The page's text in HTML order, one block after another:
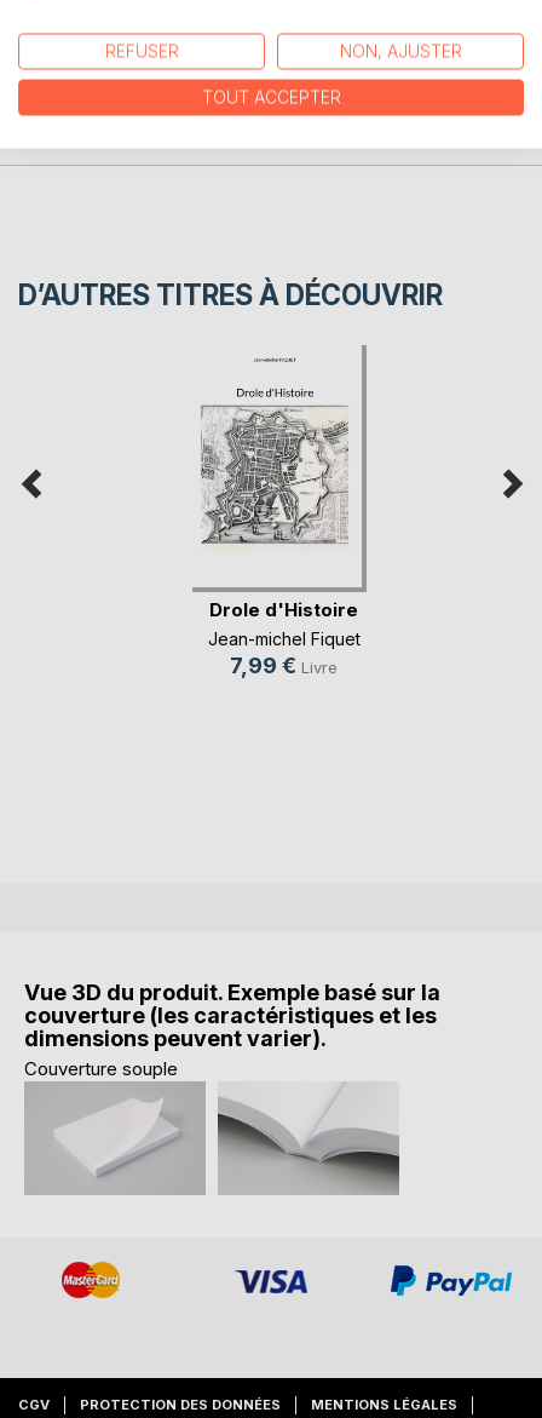
CRITIQUES PRESSE
D’AUTRES TITRES À DÉCOUVRIR
Drole d'Histoire
Jean-michel Fiquet
7,99 € Livre
Vue 3D du produit. Exemple basé sur la
couverture (les caractéristiques et les
dimensions peuvent varier).
Couverture souple
CGV PROTECTION DES DONNÉES MENTIONS LÉGALES
REFUSER NON, AJUSTER
TOUT ACCEPTER